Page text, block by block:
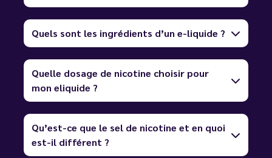
Quels sont les ingrédients d’un e-liquide ?
Quelle dosage de nicotine choisir pour
mon eliquide ?
Qu’est-ce que le sel de nicotine et en quoi
est-il différent ?